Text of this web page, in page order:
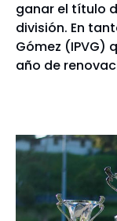
ganar el título
división. En
Gómez (IPVG)
año de